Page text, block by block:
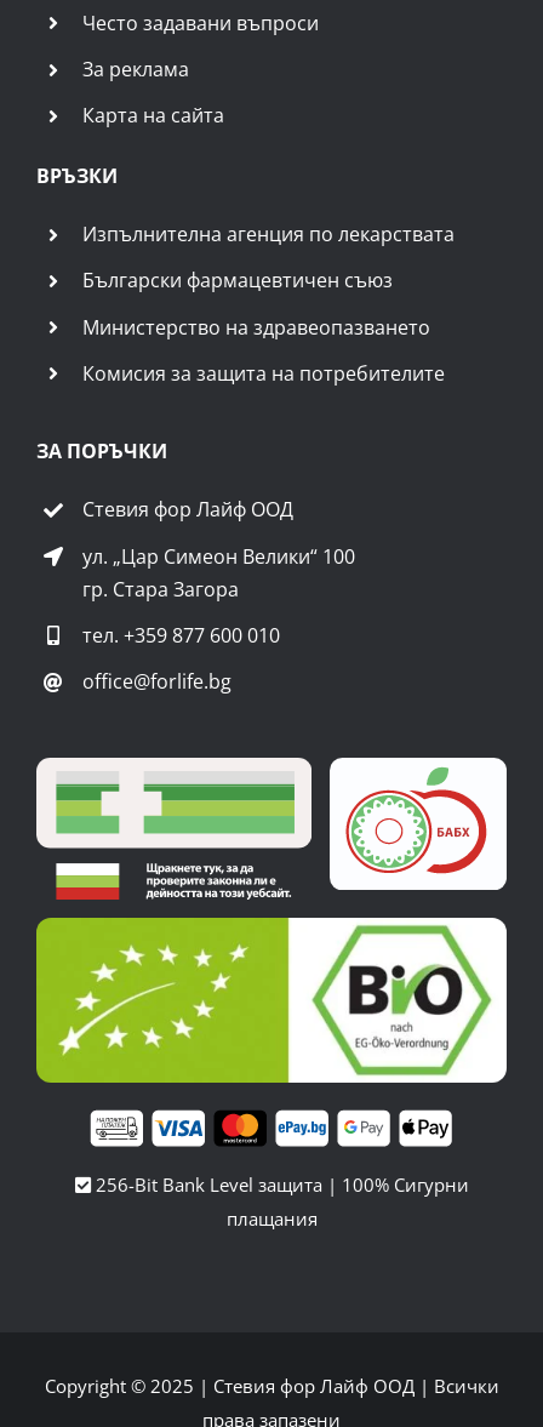
Често задавани въпроси
За реклама
Карта на сайта
ВРЪЗКИ
Изпълнителна агенция по лекарствата
Български фармацевтичен съюз
Министерство на здравеопазването
Комисия за защита на потребителите
ЗА ПОРЪЧКИ
Стевия фор Лайф ООД
ул. „Цар Симеон Велики“ 100
гр. Стара Загора
тел.+359 877 600 010
office@forlife.bg
256-Bit Bank Level защита | 100% Сигурни
плащания
Copyright © 2025 | Стевия фор Лайф ООД | Всички
права запазени